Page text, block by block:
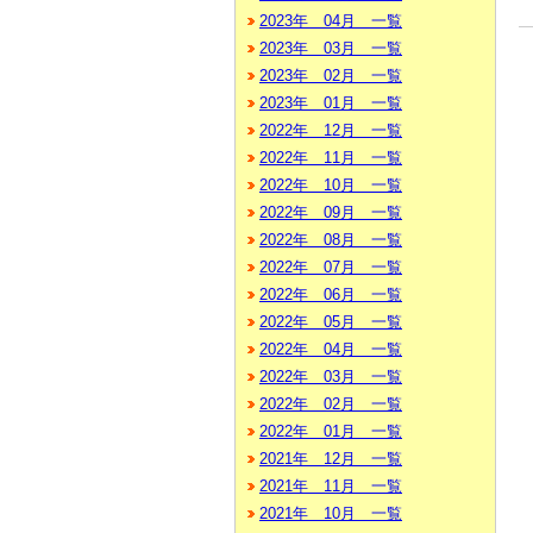
2023年 04月 一覧
2023年 03月 一覧
2023年 02月 一覧
2023年 01月 一覧
2022年 12月 一覧
2022年 11月 一覧
2022年 10月 一覧
2022年 09月 一覧
2022年 08月 一覧
2022年 07月 一覧
2022年 06月 一覧
2022年 05月 一覧
2022年 04月 一覧
2022年 03月 一覧
2022年 02月 一覧
2022年 01月 一覧
2021年 12月 一覧
2021年 11月 一覧
2021年 10月 一覧